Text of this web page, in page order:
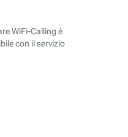
WiFi-Calling è
con il servizio